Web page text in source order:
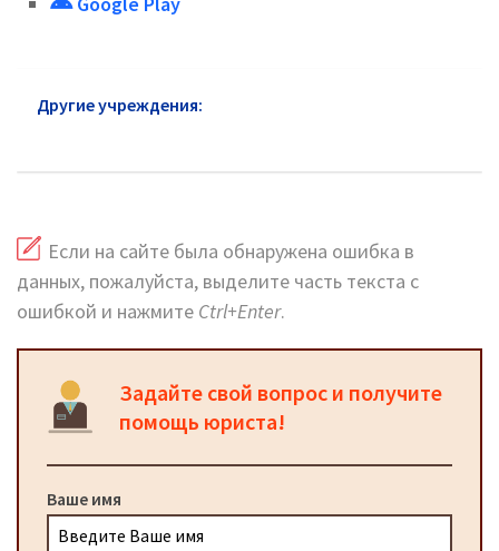
Другие учреждения:
Если на сайте была обнаружена ошибка в
данных, пожалуйста, выделите часть текста с
ошибкой и нажмите Ctrl+Enter.
Задайте свой вопрос и получите
помощь юриста!
Ваше имя